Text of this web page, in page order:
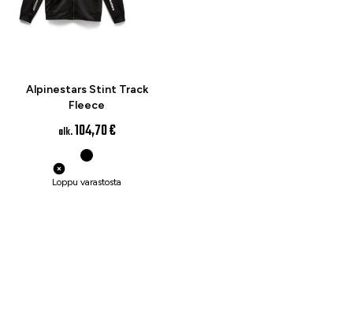
Alpinestars Stint Track
Fleece
alk.104,70 €
Loppu varastosta